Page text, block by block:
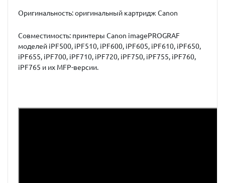
Оригинальность: оригинальный картридж Canon
Совместимость: принтеры Canon imagePROGRAF
моделей iPF500, iPF510, iPF600, iPF605, iPF610, iPF650,
iPF655, iPF700, iPF710, iPF720, iPF750, iPF755, iPF760,
iPF765 и их MFP-версии.